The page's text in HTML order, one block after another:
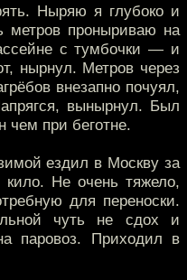
Ныряю я глубоко и
метров проныриваю на
с тумбочки — и
нырнул. Метров через
внезапно почуял,
вынырнул. Был
чем при беготне.
ездил в Москву за
Не очень тяжело,
для переноски.
чуть не сдох и
паровоз. Приходил в